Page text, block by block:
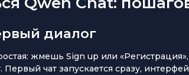
диалог
жмешь Sign up или
Первый чат запускается сразу,